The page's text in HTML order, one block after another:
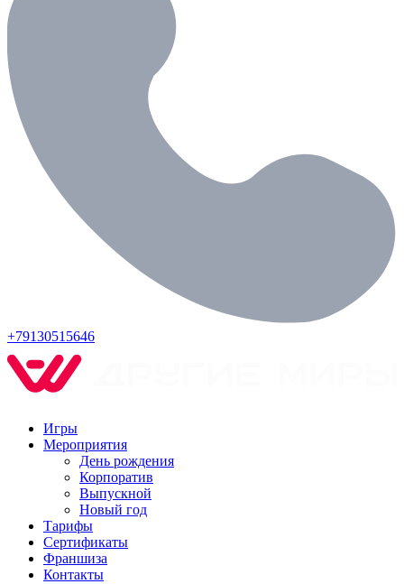
+79130515646
Игры
Мероприятия
День рождения
Корпоратив
Выпускной
Новый год
Тарифы
Сертификаты
Франшиза
Контакты